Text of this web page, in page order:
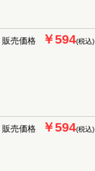
販売価格 ￥594(税込)
販売価格 ￥594(税込)